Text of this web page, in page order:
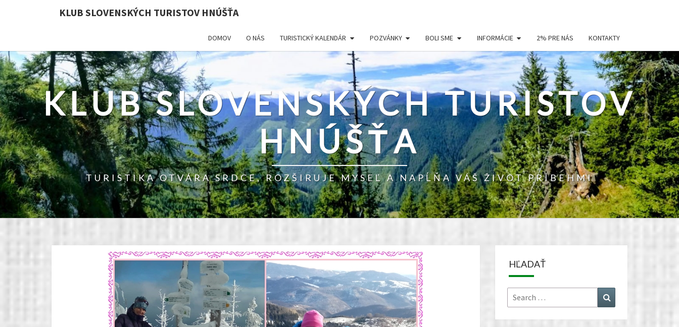
KLUB SLOVENSKÝCH TURISTOV HNÚŠŤA
DOMOV O NÁS TURISTICKÝ KALENDÁR POZVÁNKY BOLI SME INFORMÁCIE 2% PRE NÁS KONTAKTY
KLUB SLOVENSKÝCH TURISTOV
HNÚŠŤA
TURISTIKA OTVÁRA SRDCE, ROZŠIRUJE MYSEĽ A NAPĹŇA VÁŠ ŽIVOT PRÍBEHMI
HĽADAŤ
Search
for: